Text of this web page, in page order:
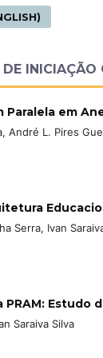
DE INICIAÇÃO
Paralela em
André L. Pires
Serra, Ivan
Estudo
Saraiva Silva